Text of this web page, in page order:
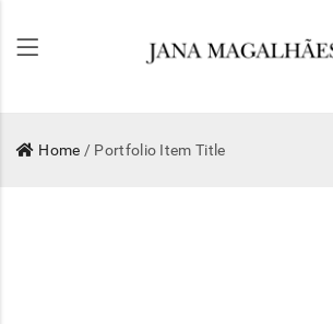
Home / Portfolio Item Title